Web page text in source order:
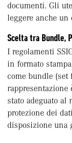
documenti. Gli
leggere anche un
Scelta tra Bundle,
I regolamenti
in formato
come bundle (set
stato adeguato al
protezione dei
disposizione una